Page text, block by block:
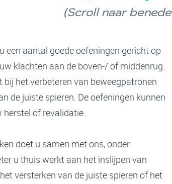
(Scroll naar
een aantal goede oefeningen gericht op
klachten aan de boven-/ of middenrug.
bij het verbeteren van beweegpatronen
de juiste spieren. De oefeningen kunnen
of revalidatie.
doet u samen met ons, onder
u thuis werkt aan het inslijpen van
versterken van de juiste spieren of het